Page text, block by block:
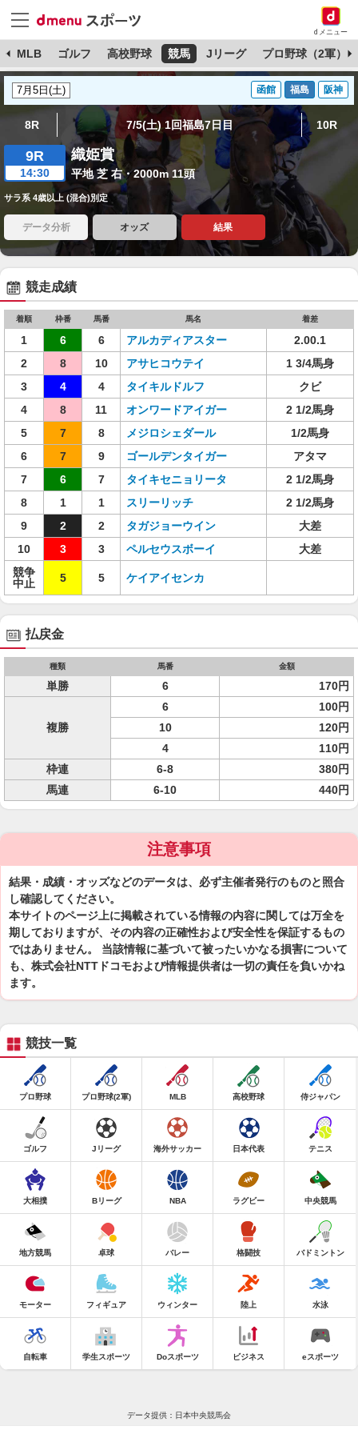
dメニュー
MLB ゴルフ 高校野球 競馬 Jリーグ プロ野球（2軍）
函館 福島 阪神
8R 7/5(土) 1回福島7日目 10R
9R
14:30
織姫賞
平地 芝 右・2000m 11頭
サラ系 4歳以上 (混合)別定
データ分析 オッズ 結果
競走成績
着順 枠番 馬番 馬名 着差
1 6 6 アルカディアスター
2.00.1
2
8 10 アサヒコウテイ
1 3/4馬身
3
4 4 タイキルドルフ
クビ
4
8 11 オンワードアイガー
2 1/2馬身
5
7 8 メジロシェダール
1/2馬身
6
7 9 ゴールデンタイガー
アタマ
7
6 7 タイキセニョリータ
2 1/2馬身
8
1 1 スリーリッチ
2 1/2馬身
9
2 2 タガジョーウイン
大差
10
3 3 ペルセウスボーイ
大差
競争
中止
5 5 ケイアイセンカ
払戻金
種類 馬番 金額
単勝 6 170円
複勝
6
100円
10
120円
4
110円
枠連
6-8
380円
馬連
6-10 440円
注意事項
結果・成績・オッズなどのデータは、必ず主催者発行のものと照合
し確認してください。
本サイトのページ上に掲載されている情報の内容に関しては万全を
期しておりますが、その内容の正確性および安全性を保証するもの
ではありません。 当該情報に基づいて被ったいかなる損害について
も、株式会社NTTドコモおよび情報提供者は一切の責任を負いかね
ます。
競技一覧
プロ野球 プロ野球(2軍) MLB 高校野球 侍ジャパン
ゴルフ Jリーグ 海外サッカー 日本代表 テニス
大相撲 Bリーグ NBA ラグビー 中央競馬
地方競馬 卓球 バレー 格闘技 バドミントン
モーター フィギュア ウィンター 陸上 水泳
自転車 学生スポーツ Doスポーツ ビジネス eスポーツ
データ提供：日本中央競馬会